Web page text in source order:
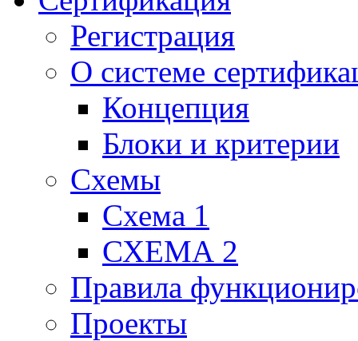
Регистрация
О системе
Концепция
Блоки и критерии
Схемы
Схема 1
СХЕМА 2
Правила
Проекты